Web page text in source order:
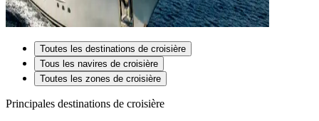
Toutes les destinations de croisière
Tous les navires de croisière
Toutes les zones de croisière
Principales destinations de croisière